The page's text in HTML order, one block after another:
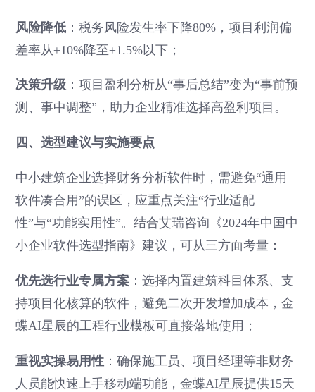
风险降低 ：税务风险发生率下降80%，项目利润偏
差率从±10%降至±1.5%以下；
决策升级 ：项目盈利分析从“事后总结”变为“事前预
测、事中调整”，助力企业精准选择高盈利项目。
四、选型建议与实施要点
中小建筑企业选择财务分析软件时，需避免“通用
软件凑合用”的误区，应重点关注“行业适配
性”与“功能实用性”。结合艾瑞咨询《2024年中国中
小企业软件选型指南》建议，可从三方面考量：
优先选行业专属方案 ：选择内置建筑科目体系、支
持项目化核算的软件，避免二次开发增加成本，金
蝶AI星辰的工程行业模板可直接落地使用；
重视实操易用性 ：确保施工员、项目经理等非财务
人员能快速上手移动端功能，金蝶AI星辰提供15天